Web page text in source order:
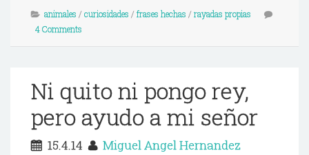
animales / curiosidades / frases hechas / rayadas propias
4 Comments
Ni quito ni pongo rey,
pero ayudo a mi señor
15.4.14 Miguel Angel Hernandez